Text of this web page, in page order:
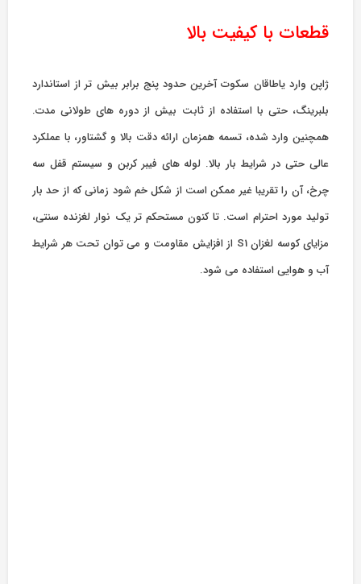
قطعات با کیفیت بالا
ژاپن وارد یاطاقان سکوت آخرین حدود پنج برابر بیش تر از استاندارد
بلبرینگ، حتی با استفاده از ثابت بیش از دوره های طولانی مدت.
همچنین وارد شده، تسمه همزمان ارائه دقت بالا و گشتاور، با عملکرد
عالی حتی در شرایط بار بالا. لوله های فیبر کربن و سیستم قفل سه
چرخ، آن را تقریبا غیر ممکن است از شکل خم شود زمانی که از حد بار
تولید مورد احترام است. تا کنون مستحکم تر یک نوار لغزنده سنتی،
مزایای کوسه لغزان S1 از افزایش مقاومت و می توان تحت هر شرایط
آب و هوایی استفاده می شود.